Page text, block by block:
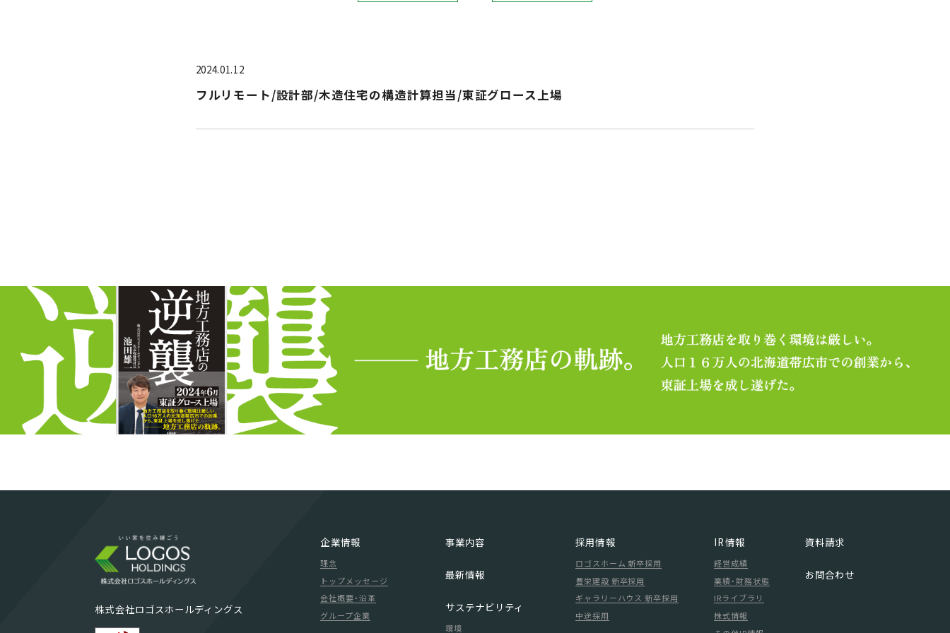
2024.01.12
フルリモート/設計部/木造住宅の構造計算担当/東証グロース上場
株式会社ロゴスホールディングス
企業情報
理念
トップメッセージ
会社概要・沿革
グループ企業
事業内容
最新情報
サステナビリティ
環境
採用情報
ロゴスホーム 新卒採用
豊栄建設 新卒採用
ギャラリーハウス 新卒採用
中途採用
IR情報
経営成績
業績・財務状態
IRライブラリ
株式情報
資料請求
お問合わせ